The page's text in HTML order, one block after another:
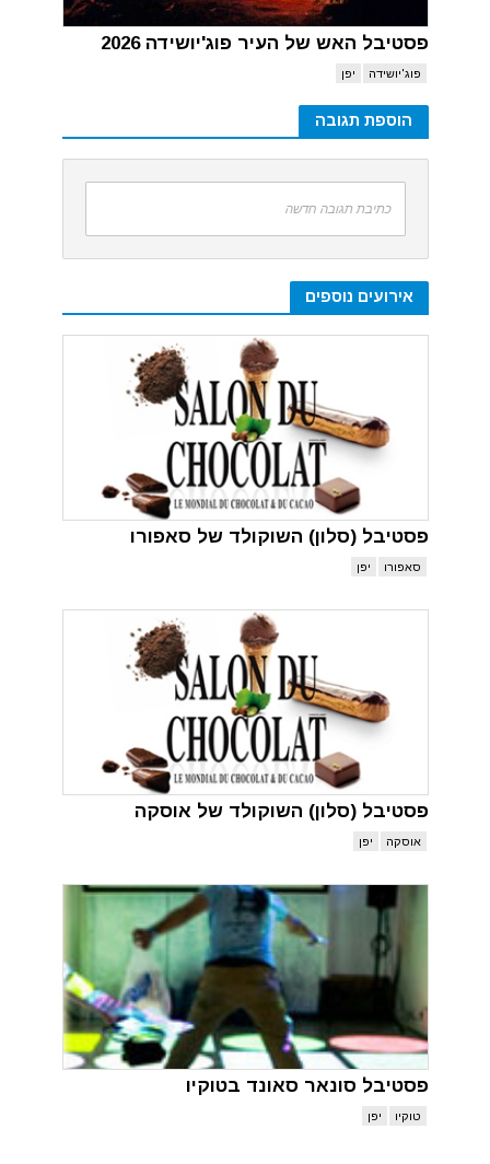
פסטיבל האש של העיר פוג'יושידה 2026
פוג'יושידה יפן
הוספת תגובה
כתיבת תגובה חדשה
אירועים נוספים
פסטיבל (סלון) השוקולד של סאפורו
סאפורו יפן
פסטיבל (סלון) השוקולד של אוסקה
אוסקה יפן
פסטיבל סונאר סאונד בטוקיו
טוקיו יפן